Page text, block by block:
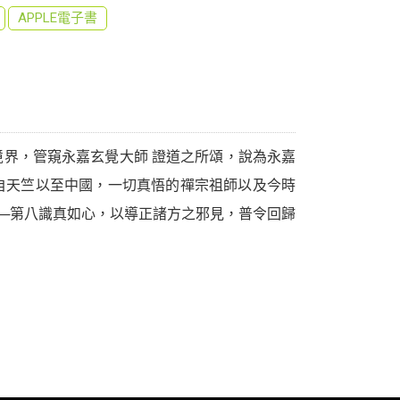
APPLE電子書
，管窺永嘉玄覺大師 證道之所頌，說為永嘉
竺以至中國，一切真悟的禪宗祖師以及今時
八識真如心，以導正諸方之邪見，普令回歸